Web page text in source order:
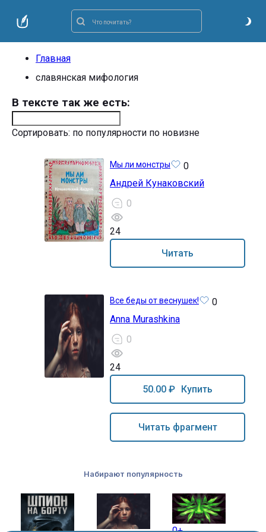
Главная
славянская мифология
В тексте так же есть:
Сортировать: по популярности по новизне
Мы ли монстры
0
Андрей Кунаковский
0
24
Читать
Все беды от веснушек!
0
Anna Murashkina
0
24
50.00 ₽ Купить
Читать фрагмент
Набирают популярность